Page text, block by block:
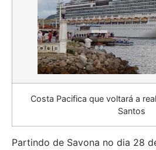
Costa Pacifica que voltará a
Santos
Partindo de Savona no dia 28